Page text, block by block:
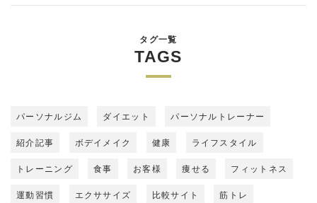
タグ一覧
TAGS
パーソナルジム ダイエット パーソナルトレーナー
紹介記事 ボデイメイク 健康 ライフスタイル
トレーニング 食事 お客様 痩せる フィットネス
運動習慣 エクササイズ 比較サイト 筋トレ